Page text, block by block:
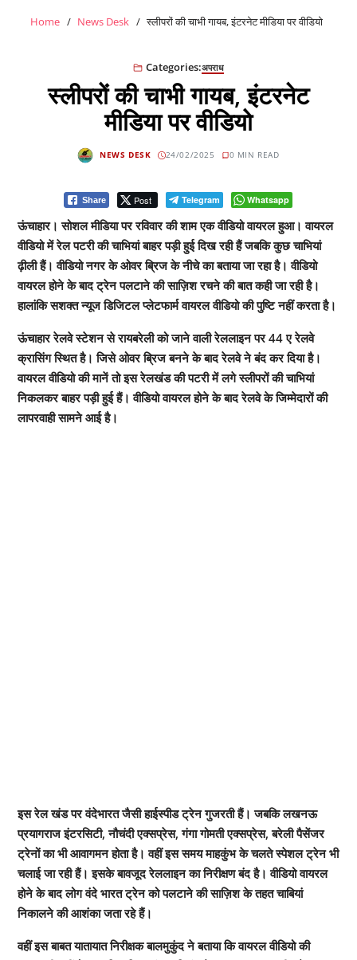
Home News Desk स्लीपरों की चाभी गायब, इंटरनेट मीडिया पर वीडियो
Categories:अपराध
स्लीपरों की चाभी गायब, इंटरनेट
मीडिया पर वीडियो
NEWS DESK 24/02/2025 0 MIN READ
Share Post Telegram Whatsapp
ऊंचाहार। सोशल मीडिया पर रविवार की शाम एक वीडियो वायरल हुआ। वायरल
वीडियो में रेल पटरी की चाभियां बाहर पड़ी हुई दिख रही हैं जबकि कुछ चाभियां
ढ़ीली हैं। वीडियो नगर के ओवर ब्रिज के नीचे का बताया जा रहा है। वीडियो
वायरल होने के बाद ट्रेन पलटाने की साज़िश रचने की बात कही जा रही है।
हालांकि सशक्त न्यूज डिजिटल प्लेटफार्म वायरल वीडियो की पुष्टि नहीं करता है।
ऊंचाहार रेलवे स्टेशन से रायबरेली को जाने वाली रेललाइन पर 44 ए रेलवे
क्रासिंग स्थित है। जिसे ओवर ब्रिज बनने के बाद रेलवे ने बंद कर दिया है।
वायरल वीडियो की मानें तो इस रेलखंड की पटरी में लगे स्लीपरों की चाभियां
निकलकर बाहर पड़ी हुई हैं। वीडियो वायरल होने के बाद रेलवे के जिम्मेदारों की
लापरवाही सामने आई है।
इस रेल खंड पर वंदेभारत जैसी हाईस्पीड ट्रेन गुजरती हैं। जबकि लखनऊ
प्रयागराज इंटरसिटी, नौचंदी एक्सप्रेस, गंगा गोमती एक्सप्रेस, बरेली पैसेंजर
ट्रेनों का भी आवागमन होता है। वहीं इस समय माहकुंभ के चलते स्पेशल ट्रेन भी
चलाई जा रही हैं। इसके बावजूद रेललाइन का निरीक्षण बंद है। वीडियो वायरल
होने के बाद लोग वंदे भारत ट्रेन को पलटाने की साज़िश के तहत चाबियां
निकालने की आशंका जता रहे हैं।
वहीं इस बाबत यातायात निरीक्षक बालमुकुंद ने बताया कि वायरल वीडियो की